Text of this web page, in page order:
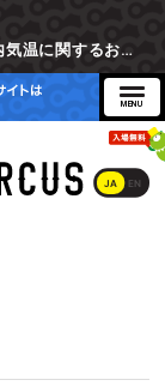
【重要】東京ミステリーサーカスの館内気温に関するお詫びとご参加辞退時の返金対応について
JA EN